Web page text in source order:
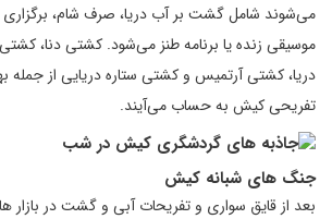
می‌شوند شامل گشت بر آب دریا، صرف شام، برگزاری
موسیقی زنده یا برنامه طنز می‌شود. کشتی دنا،
دریا، کشتی آرتمیس و کشتی ستاره دریایی از جمله
تفریحی کیش به حساب می‌آیند.
جنگ های شبانه کیش
بعد از قایق سواری و تفریحات آبی و گشت در بازار